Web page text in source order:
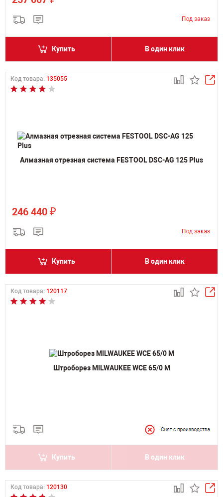
Купить В один клик
Код товара: 135055
Алмазная отрезная система FESTOOL DSC-AG 125 Plus
246 440 ₽
Купить В один клик
Код товара: 120117
Штроборез MILWAUKEE WCE 65/0 M
Купить В один клик
Код товара: 120130